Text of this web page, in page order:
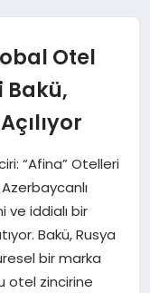
Otel
Bakü,
“Afina” Otelleri
ve iddialı bir
Bakü, Rusya
bir marka
otel zincirine